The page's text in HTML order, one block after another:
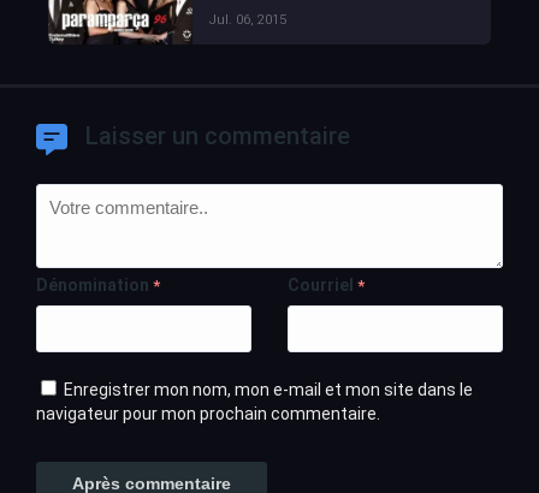
Jul. 06, 2015
Laisser un commentaire
Dénomination * Courriel *
Enregistrer mon nom, mon e-mail et mon site dans le
navigateur pour mon prochain commentaire.